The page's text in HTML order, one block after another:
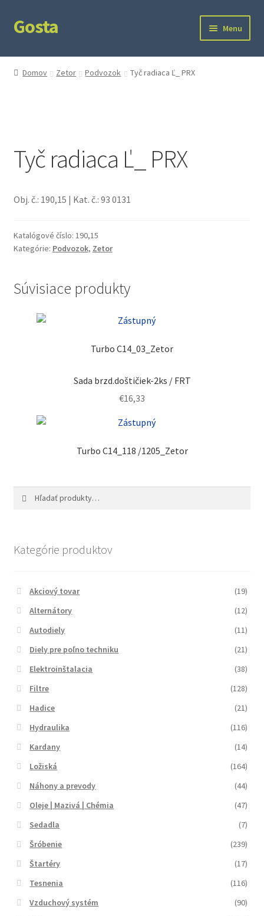
Preskočiť
na
Preskočiť
na
Gosta Menu
Domov
Domov Zetor Podvozok Tyč radiaca Ľ_ PRX
Tyč radiaca Ľ_ PRX
Obj. č.: 190,15 | Kat. č.: 93 0131
Katalógové číslo: 190,15
Kategórie: Podvozok, Zetor
Súvisiace produkty
Turbo C14_03_Zetor
Sada brzd.doštičiek-2ks / FRT
€16,33
Turbo C14_118 /1205_Zetor
Vyhľadávanie
Kategórie produktov
Akciový tovar
(19)
Alternátory
(12)
Autodiely
(11)
Diely pre poľno techniku
(21)
Elektroinštalacia
(38)
Filtre
(128)
Hadice
(21)
Hydraulika
(116)
Kardany
(14)
Ložiská
(164)
Náhony a prevody
(44)
Oleje | Mazivá | Chémia
(47)
Sedadla
(7)
Šróbenie
(239)
Štartéry
(17)
Tesnenia
(116)
Vzduchový systém
(90)